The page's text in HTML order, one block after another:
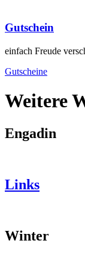
Gutschein
einfach Freude
Gutscheine
Weitere
Engadin
Links
Winter